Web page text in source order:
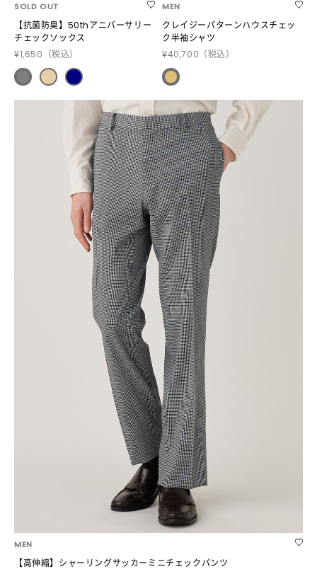
SOLD OUT
【抗菌防臭】50thアニバーサリー
チェックソックス
¥1,650 （税込）
MEN
クレイジーパターンハウスチェッ
ク半袖シャツ
¥40,700 （税込）
MEN
【高伸縮】シャーリングサッカーミニチェックパンツ